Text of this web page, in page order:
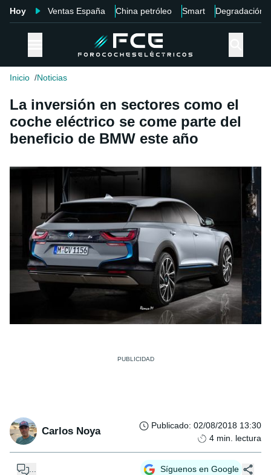
Hoy Ventas España China petróleo Smart Degradación
Inicio Noticias
La inversión en sectores como el
coche eléctrico se come parte del
beneficio de BMW este año
Carlos Noya Publicado: 02/08/2018 13:30
4 min. lectura
Síguenos en Google